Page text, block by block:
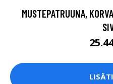
MUSTEPATRUUNA,